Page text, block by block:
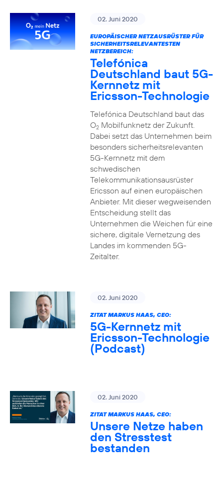
02. Juni 2020
EUROPÄISCHER NETZAUSRÜSTER FÜR
SICHERHEITSRELEVANTESTEN
NETZBEREICH:
Telefónica
Deutschland baut 5G-
Kernnetz mit
Ericsson-Technologie
Telefónica Deutschland baut das
O2Mobilfunknetz der Zukunft.
Dabei setzt das Unternehmen beim
besonders sicherheitsrelevanten
5G-Kernnetz mit dem
schwedischen
Telekommunikationsausrüster
Ericsson auf einen europäischen
Anbieter. Mit dieser wegweisenden
Entscheidung stellt das
Unternehmen die Weichen für eine
sichere, digitale Vernetzung des
Landes im kommenden 5G-
Zeitalter.
02. Juni 2020
ZITAT MARKUS HAAS, CEO:
5G-Kernnetz mit
Ericsson-Technologie
(Podcast)
02. Juni 2020
ZITAT MARKUS HAAS, CEO:
Unsere Netze haben
den Stresstest
bestanden